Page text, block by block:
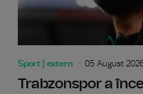
Sport | extern 05 August
Trabzonspor a